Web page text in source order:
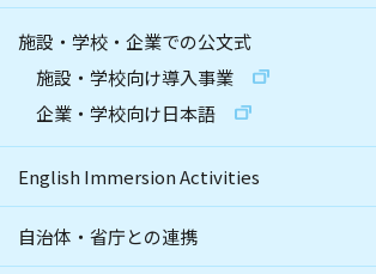
施設・学校・企業での公文式
施設・学校向け導入事業
企業・学校向け日本語
English Immersion Activities
自治体・省庁との連携